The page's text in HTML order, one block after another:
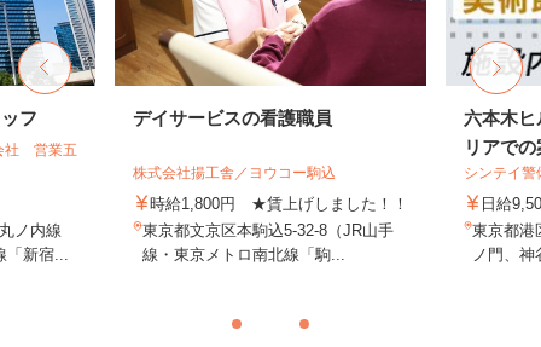
フ
社 営業五
ノ内線
新宿...
デイサービスの看護職員
株式会社揚工舎／ヨウコー駒込
時給1,800円 ★賃上げしました！！
東京都文京区本駒込5-32-8（JR山手
線・東京メトロ南北線「駒...
六本木ヒ
リアで
シンテイ
日給
東京都港
ノ門、